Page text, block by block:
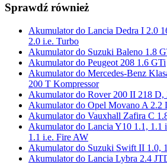
Sprawdź również
Akumulator do Lancia Dedra I 2.0
2.0 i.e. Turbo
Akumulator do Suzuki Baleno 1.8
Akumulator do Peugeot 208 1.6 GTi
Akumulator do Mercedes-Benz
200 T Kompressor
Akumulator do Rover 200 II 218 D,
Akumulator do Opel Movano A 2.2
Akumulator do Vauxhall Zafira C
Akumulator do Lancia Y10 1.1, 1.1
1.1 i.e. Fire AW
Akumulator do Suzuki Swift II 1.0,
Akumulator do Lancia Lybra 2.4